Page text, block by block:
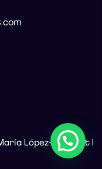
López-Gollonet |